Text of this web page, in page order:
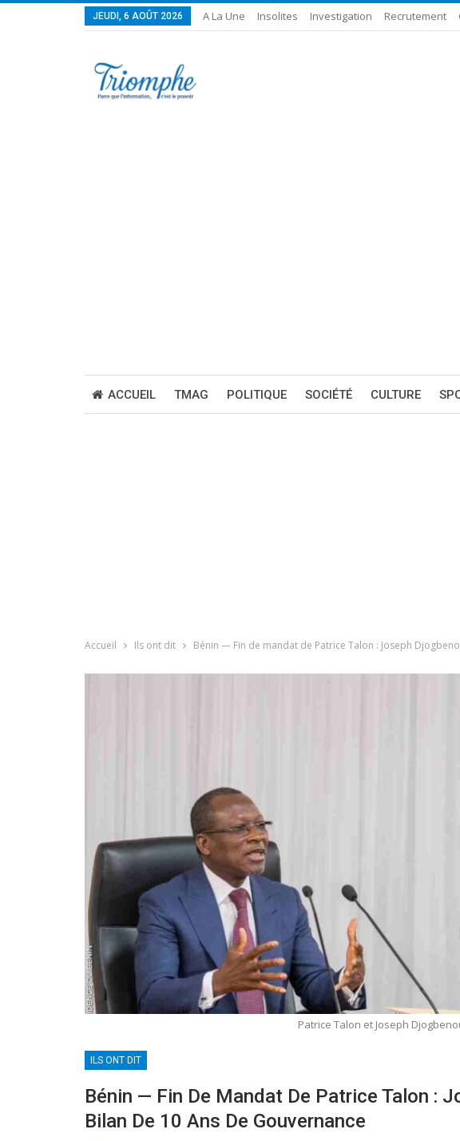
JEUDI, 6 AOÛT 2026 A La Une Insolites Investigation Recrutement
ACCUEIL TMAG POLITIQUE SOCIÉTÉ CULTURE
Accueil Ils ont dit Bénin — Fin de mandat de Patrice Talon : Joseph
Patrice Talon et Joseph
ILS ONT DIT
Bénin — Fin De Mandat De Patrice Talon :
Bilan De 10 Ans De Gouvernance